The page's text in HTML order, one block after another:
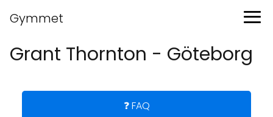
Gymmet
Grant Thornton - Göteborg
❓ FAQ